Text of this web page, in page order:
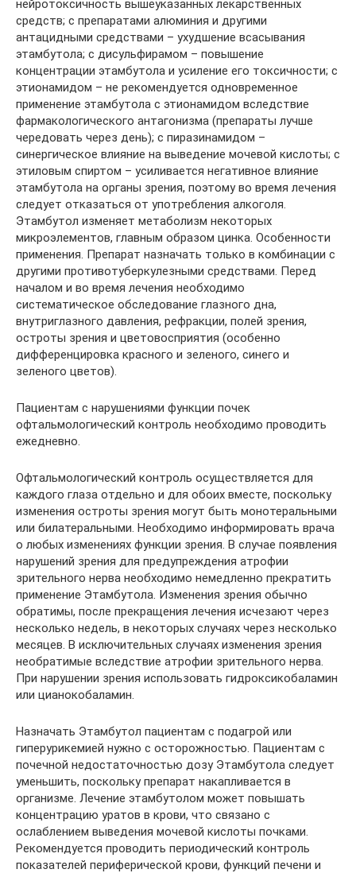
нейротоксичность вышеуказанных лекарственных
средств; с препаратами алюминия и другими
антацидными средствами – ухудшение всасывания
этамбутола; с дисульфирамом – повышение
концентрации этамбутола и усиление его токсичности; с
этионамидом – не рекомендуется одновременное
применение этамбутола с этионамидом вследствие
фармакологического антагонизма (препараты лучше
чередовать через день); с пиразинамидом –
синергическое влияние на выведение мочевой кислоты; с
этиловым спиртом – усиливается негативное влияние
этамбутола на органы зрения, поэтому во время лечения
следует отказаться от употребления алкоголя.
Этамбутол изменяет метаболизм некоторых
микроэлементов, главным образом цинка. Особенности
применения. Препарат назначать только в комбинации с
другими противотуберкулезными средствами. Перед
началом и во время лечения необходимо
систематическое обследование глазного дна,
внутриглазного давления, рефракции, полей зрения,
остроты зрения и цветовосприятия (особенно
дифференцировка красного и зеленого, синего и
зеленого цветов).
Пациентам с нарушениями функции почек
офтальмологический контроль необходимо проводить
ежедневно.
Офтальмологический контроль осуществляется для
каждого глаза отдельно и для обоих вместе, поскольку
изменения остроты зрения могут быть монотеральными
или билатеральными. Необходимо информировать врача
о любых изменениях функции зрения. В случае появления
нарушений зрения для предупреждения атрофии
зрительного нерва необходимо немедленно прекратить
применение Этамбутола. Изменения зрения обычно
обратимы, после прекращения лечения исчезают через
несколько недель, в некоторых случаях через несколько
месяцев. В исключительных случаях изменения зрения
необратимые вследствие атрофии зрительного нерва.
При нарушении зрения использовать гидроксикобаламин
или цианокобаламин.
Назначать Этамбутол пациентам с подагрой или
гиперурикемией нужно с осторожностью. Пациентам с
почечной недостаточностью дозу Этамбутола следует
уменьшить, поскольку препарат накапливается в
организме. Лечение этамбутолом может повышать
концентрацию уратов в крови, что связано с
ослаблением выведения мочевой кислоты почками.
Рекомендуется проводить периодический контроль
показателей периферической крови, функций печени и